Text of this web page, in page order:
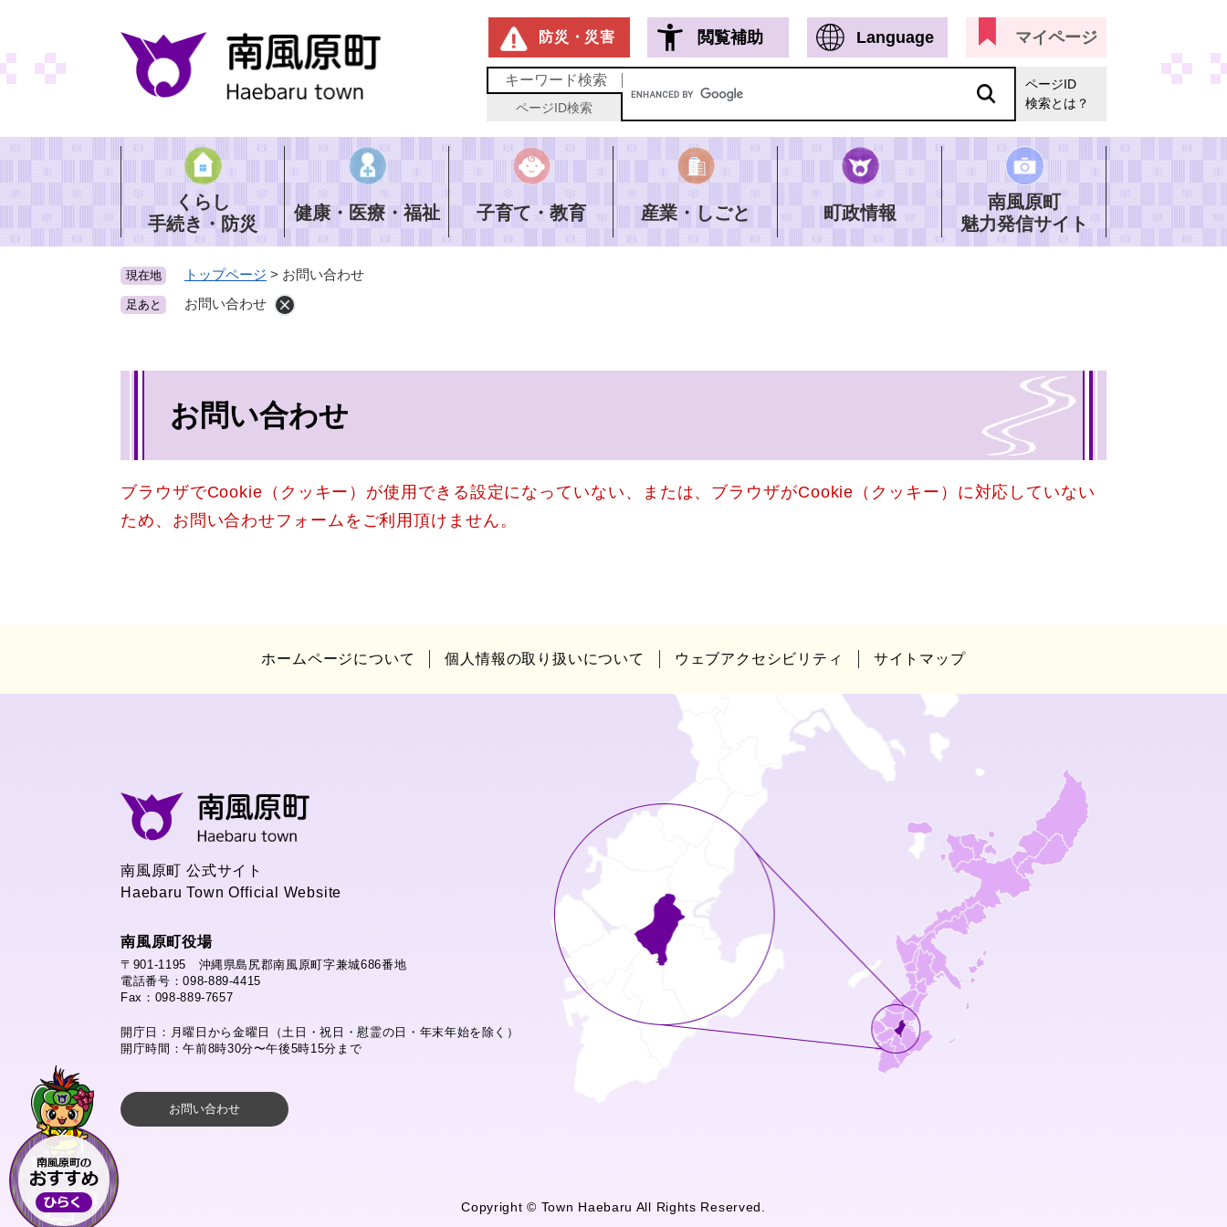
ジ
の
で
す
。
防災・災害 閲覧補助 Language マイページ
キーワード検索
ページID検索
ページID
検索とは？
くらし
手続き・防災
健康・医療・福祉 子育て・教育 産業・しごと 町政情報
南風原町
魅力発信サイト
現在地 トップページ > お問い合わせ
足あと お問い合わせ
お問い合わせ
ブラウザでCookie（クッキー）が使用できる設定になっていない、または、ブラウザがCookie（クッキー）に対応していない
ため、お問い合わせフォームをご利用頂けません。
ホームページについて 個人情報の取り扱いについて ウェブアクセシビリティ サイトマップ
南風原町 公式サイト
Haebaru Town Official Website
南風原町役場
〒901-1195 沖縄県島尻郡南風原町字兼城686番地
電話番号：098-889-4415
Fax：098-889-7657
開庁日：月曜日から金曜日（土日・祝日・慰霊の日・年末年始を除く）
開庁時間：午前8時30分〜午後5時15分まで
お問い合わせ
Copyright © Town Haebaru All Rights Reserved.